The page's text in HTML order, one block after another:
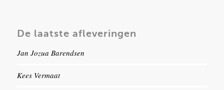
De laatste afleveringen
Jan Jozua Barendsen
Kees Vermaat